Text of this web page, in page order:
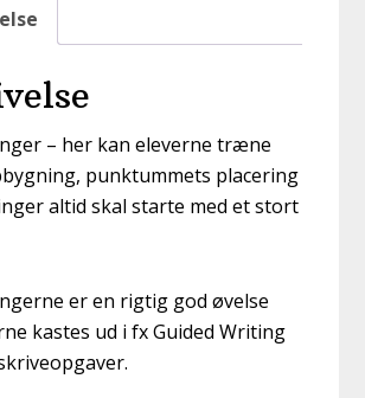
– her kan eleverne træne
punktummets placering
altid skal starte med et stort
er en rigtig god øvelse
kastes ud i fx Guided Writing